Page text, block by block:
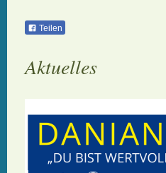
Teilen
Aktuelles